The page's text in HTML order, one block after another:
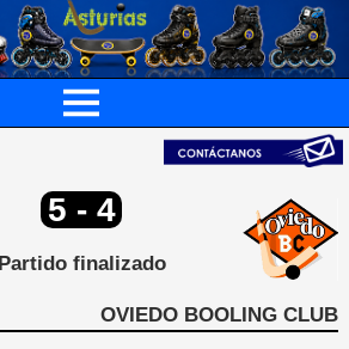
5 - 4
Partido finalizado
OVIEDO BOOLING CLUB